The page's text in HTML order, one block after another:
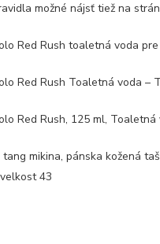
možné nájsť tiež na
Red Rush toaletná voda
Red Rush Toaletná voda
Red Rush, 125 ml,
mikina, pánska kožená
43